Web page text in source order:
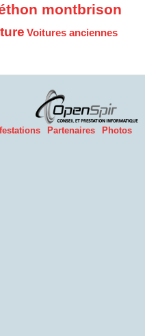
montbrison
Voitures anciennes
Partenaires
Photos